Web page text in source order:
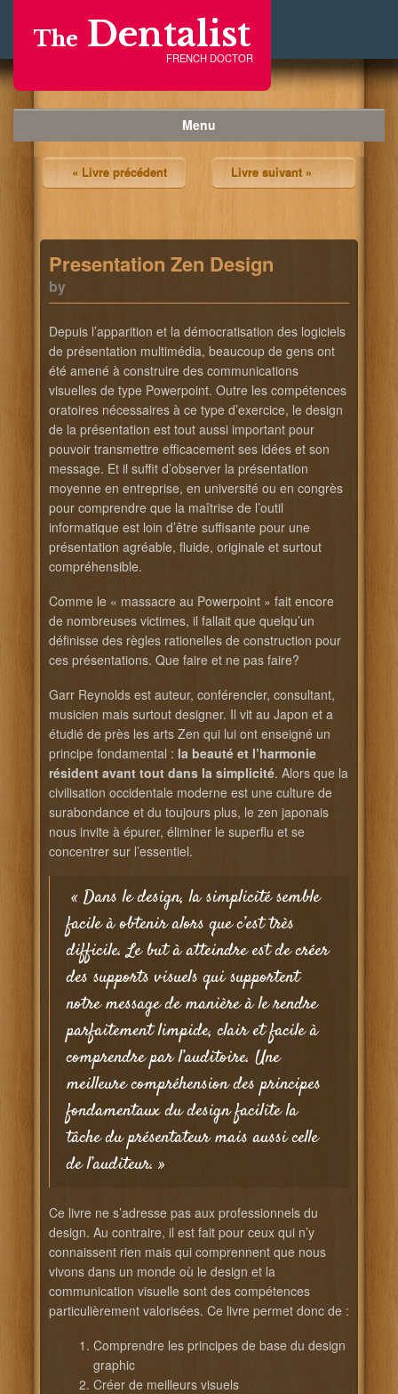
The Dentalist
FRENCH DOCTOR
Menu
« Livre précédent Livre suivant »
Presentation Zen Design
by
Depuis l’apparition et la démocratisation des logiciels
de présentation multimédia, beaucoup de gens ont
été amené à construire des communications
visuelles de type Powerpoint. Outre les compétences
oratoires nécessaires à ce type d’exercice, le design
de la présentation est tout aussi important pour
pouvoir transmettre efficacement ses idées et son
message. Et il suffit d’observer la présentation
moyenne en entreprise, en université ou en congrès
pour comprendre que la maîtrise de l’outil
informatique est loin d’être suffisante pour une
présentation agréable, fluide, originale et surtout
compréhensible.
Comme le « massacre au Powerpoint » fait encore
de nombreuses victimes, il fallait que quelqu’un
définisse des règles rationelles de construction pour
ces présentations. Que faire et ne pas faire?
Garr Reynolds est auteur, conférencier, consultant,
musicien mais surtout designer. Il vit au Japon et a
étudié de près les arts Zen qui lui ont enseigné un
principe fondamental : la beauté et l’harmonie
résident avant tout dans la simplicité. Alors que la
civilisation occidentale moderne est une culture de
surabondance et du toujours plus, le zen japonais
nous invite à épurer, éliminer le superflu et se
concentrer sur l’essentiel.
« Dans le design, la simplicité semble
facile à obtenir alors que c’est très
difficile. Le but à atteindre est de créer
des supports visuels qui supportent
notre message de manière à le rendre
parfaitement limpide, clair et facile à
comprendre par l’auditoire. Une
meilleure compréhension des principes
fondamentaux du design facilite la
tâche du présentateur mais aussi celle
de l’auditeur. »
Ce livre ne s’adresse pas aux professionnels du
design. Au contraire, il est fait pour ceux qui n’y
connaissent rien mais qui comprennent que nous
vivons dans un monde où le design et la
communication visuelle sont des compétences
particulièrement valorisées. Ce livre permet donc de :
Comprendre les principes de base du design
graphic
Créer de meilleurs visuels